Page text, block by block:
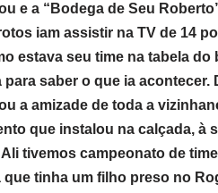
e a “Bodega de Seu
iam assistir na TV de 14
estava seu time na tabela
para saber o que ia
a amizade de toda a
que instalou na calçada, à
tivemos campeonato de
que tinha um filho preso no